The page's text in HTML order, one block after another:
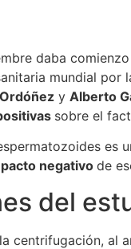
daba
mundial por
y Alberto
sobre el
es
negativo de
del
centrifugación, al